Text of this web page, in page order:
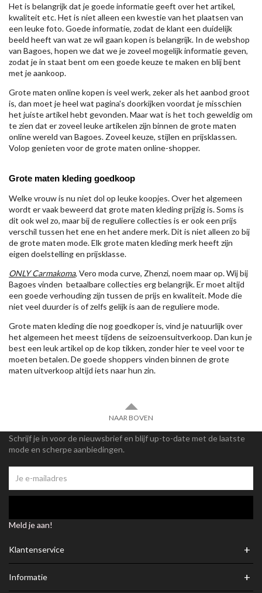
Het is belangrijk dat je goede informatie geeft over het artikel,
kwaliteit etc. Het is niet alleen een kwestie van het plaatsen van
een leuke foto. Goede informatie, zodat de klant een duidelijk
beeld heeft van wat ze wil gaan kopen is belangrijk. In de webshop
van Bagoes, hopen we dat we je zoveel mogelijk informatie geven,
zodat je in staat bent om een goede keuze te maken en blij bent
met je aankoop.
Grote maten online kopen is veel werk, zeker als het aanbod groot
is, dan moet je heel wat pagina's doorkijken voordat je misschien
het juiste artikel hebt gevonden. Maar wat is het toch geweldig om
te zien dat er zoveel leuke artikelen zijn binnen de grote maten
online wereld van Bagoes. Zoveel keuze, stijlen en prijsklassen.
Volop genieten voor de grote maten online-shopper.
Grote maten kleding goedkoop
Welke vrouw is nu niet dol op leuke koopjes. Over het algemeen
wordt er vaak beweerd dat grote maten kleding prijzig is. Soms is
dit ook wel zo, maar bij de reguliere collecties is er ook een prijs
verschil tussen het ene en het andere merk. Dit is niet alleen zo bij
de grote maten mode. Elk grote maten kleding merk heeft zijn
eigen doelstelling en prijsklasse.
ONLY Carmakoma, Vero moda curve, Zhenzi, noem maar op. Wij bij
Bagoes vinden betaalbare collecties erg belangrijk. Er moet altijd
een goede verhouding zijn tussen de prijs en kwaliteit. Mode die
niet veel duurder is of zelfs gelijk is aan de reguliere mode.
Grote maten kleding die nog goedkoper is, vind je natuurlijk over
het algemeen het meest tijdens de seizoensuitverkoop. Dan kun je
best een leuk artikel op de kop tikken, zonder hier te veel voor te
moeten betalen. De goede shoppers vinden binnen de grote
maten uitverkoop altijd iets naar hun zin.
NAAR BOVEN
Schrijf je in voor de nieuwsbrief en blijf up-to-date met de laatste
mode en scherpe aanbiedingen.
Meld je aan!
Klantenservice +
Informatie +